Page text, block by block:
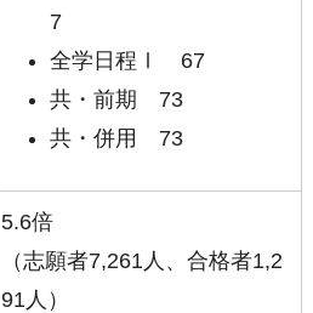
7
全学日程Ⅰ 67
共・前期 73
共・併用 73
5.6倍
（志願者7,261人、合格者1,2
91人）